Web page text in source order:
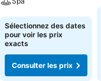
Consulter les prix
Sélectionnez des dates
pour voir les prix
exacts
Consulter les prix